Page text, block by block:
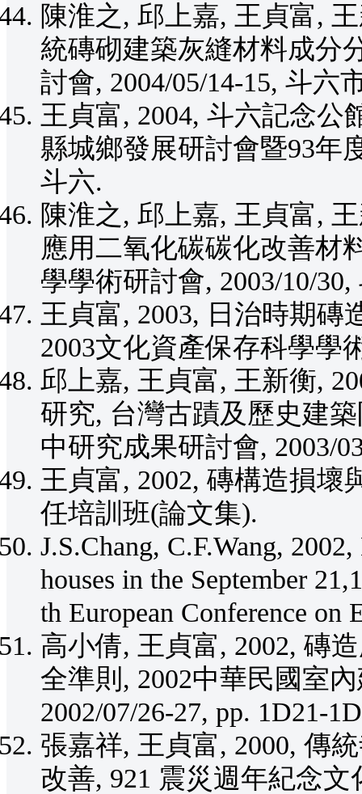
陳淮之, 邱上嘉, 王貞富, 王
統磚砌建築灰縫材料成分
討會, 2004/05/14-15, 斗六
王貞富, 2004, 斗六記念公
縣城鄉發展研討會暨93年
斗六.
陳淮之, 邱上嘉, 王貞富,
應用二氧化碳碳化改善材
學學術研討會, 2003/10/30,
王貞富, 2003, 日治時期
2003文化資產保存科學學
邱上嘉, 王貞富, 王新衡,
研究, 台灣古蹟及歷史建
中研究成果研討會, 2003/
王貞富, 2002, 磚構造損
任培訓班(論文集).
J.S.Chang, C.F.Wang,
houses in the September
th European Conference on
高小倩, 王貞富, 2002, 磚
全準則, 2002中華民國室
2002/07/26-27, pp. 1D21-
張嘉祥, 王貞富, 2000, 傳
改善, 921 震災週年紀念